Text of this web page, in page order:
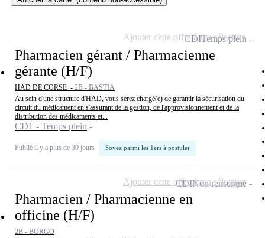
Pharmacien gérant / Pharmacienne
gérante (H/F)
HAD DE CORSE - 2B - BASTIA
Au sein d'une structure d'HAD, vous serez chargé(e) de garantir la sécurisation du
circuit du médicament en s'assurant de la gestion, de l'approvisionnement et de la
distribution des médicaments et...
CDI - Temps plein
Publié il y a plus de 30 jours Soyez parmi les 1ers à postuler
CDITemps plein
Ajouter cette offre à ma sélection
Pharmacien / Pharmacienne en
officine (H/F)
2B - BORGO
CDINon renseigné
Ajouter cette offre à ma sélection